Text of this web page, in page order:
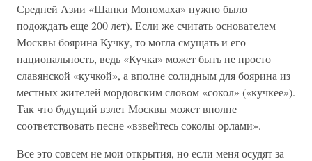
Средней Азии «Шапки Мономаха» нужно было
подождать еще 200 лет). Если же считать основателем
Москвы боярина Кучку, то могла смущать и его
национальность, ведь «Кучка» может быть не просто
славянской «кучкой», а вполне солидным для боярина из
местных жителей мордовским словом «сокол» («кучкее»).
Так что будущий взлет Москвы может вполне
соответствовать песне «взвейтесь соколы орлами».
Все это совсем не мои открытия, но если меня осудят за